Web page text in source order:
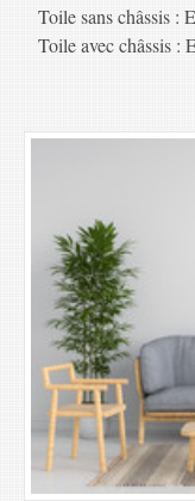
Toile sans châssis :
Toile avec châssis :